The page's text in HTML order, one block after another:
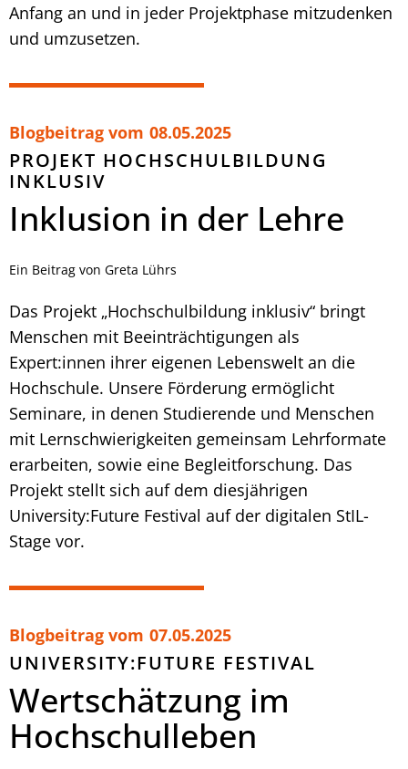
Anfang an und in jeder Projektphase mitzudenken
und umzusetzen.
Blogbeitrag vom 08.05.2025
PROJEKT HOCHSCHULBILDUNG
INKLUSIV
Inklusion in der Lehre
Ein Beitrag von Greta Lührs
Das Projekt „Hochschulbildung inklusiv“ bringt
Menschen mit Beeinträchtigungen als
Expert:innen ihrer eigenen Lebenswelt an die
Hochschule. Unsere Förderung ermöglicht
Seminare, in denen Studierende und Menschen
mit Lernschwierigkeiten gemeinsam Lehrformate
erarbeiten, sowie eine Begleitforschung. Das
Projekt stellt sich auf dem diesjährigen
University:Future Festival auf der digitalen StIL-
Stage vor.
Blogbeitrag vom 07.05.2025
UNIVERSITY:FUTURE FESTIVAL
Wertschätzung im
Hochschulleben